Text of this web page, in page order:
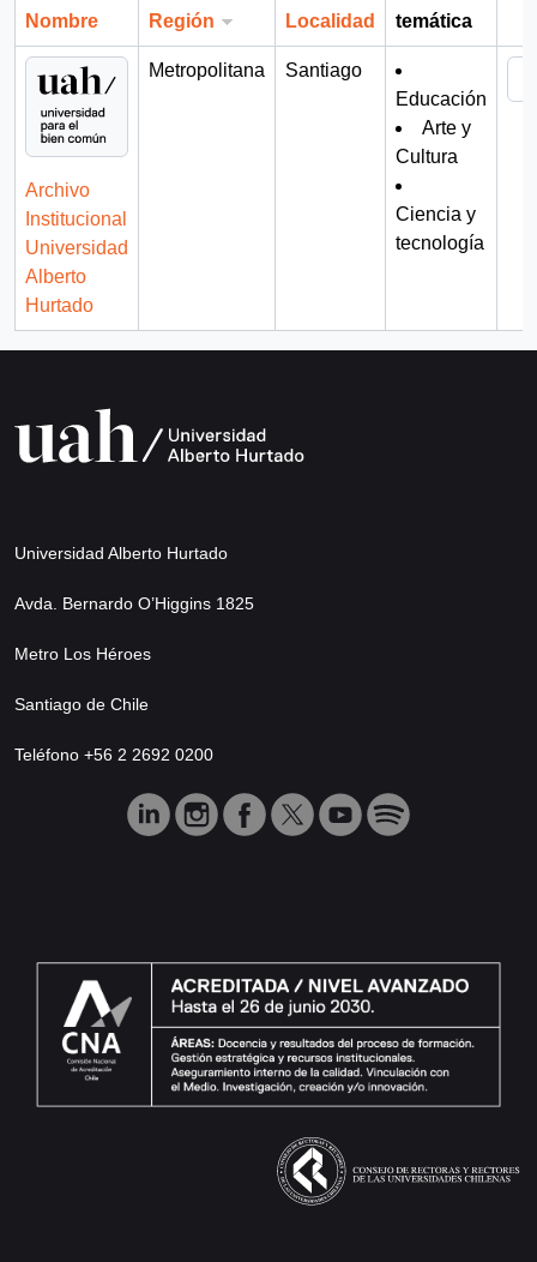
Nombre Región Localidad
temática
Archivo
Institucional
Universidad
Alberto
Hurtado
Metropolitana
Santiago
Educación
Arte y
Cultura
Ciencia y
tecnología
Universidad Alberto Hurtado
Avda. Bernardo O’Higgins 1825
Metro Los Héroes
Santiago de Chile
Teléfono +56 2 2692 0200